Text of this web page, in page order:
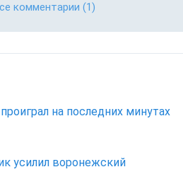
комментарии (1)
на последних минутах
усилил воронежский